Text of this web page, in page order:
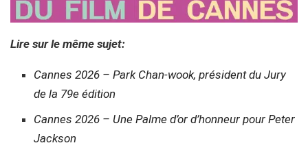
Lire sur le même sujet:
Cannes 2026 – Park Chan-wook, président du Jury
de la 79e édition
Cannes 2026 – Une Palme d’or d’honneur pour Peter
Jackson